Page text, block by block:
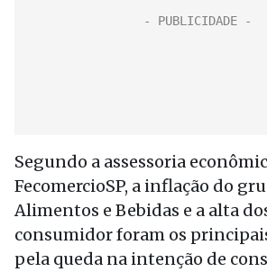
Segundo a assessoria
FecomercioSP, a inflação do
Alimentos e Bebidas e a alta
consumidor foram os
pela queda na intenção de